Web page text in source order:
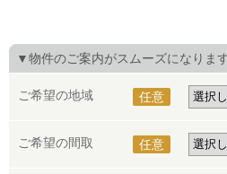
▼物件のご案内がスムーズになりま
ご希望の地域 任意
ご希望の間取 任意